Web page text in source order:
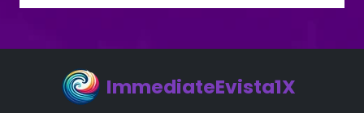
ImmediateEvista1X